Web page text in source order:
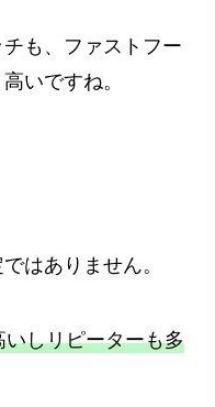
も、ファストフー
いですね。
はありません。
しリピーターも多